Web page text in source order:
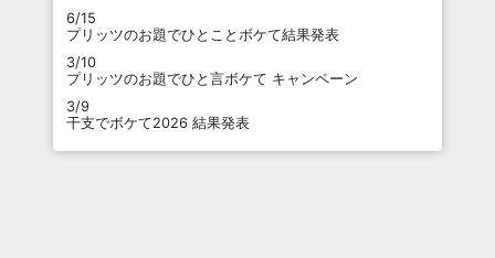
6/15
プリッツのお題でひとことボケて結果発表
3/10
プリッツのお題でひと言ボケて キャンペーン
3/9
干支でボケて2026 結果発表